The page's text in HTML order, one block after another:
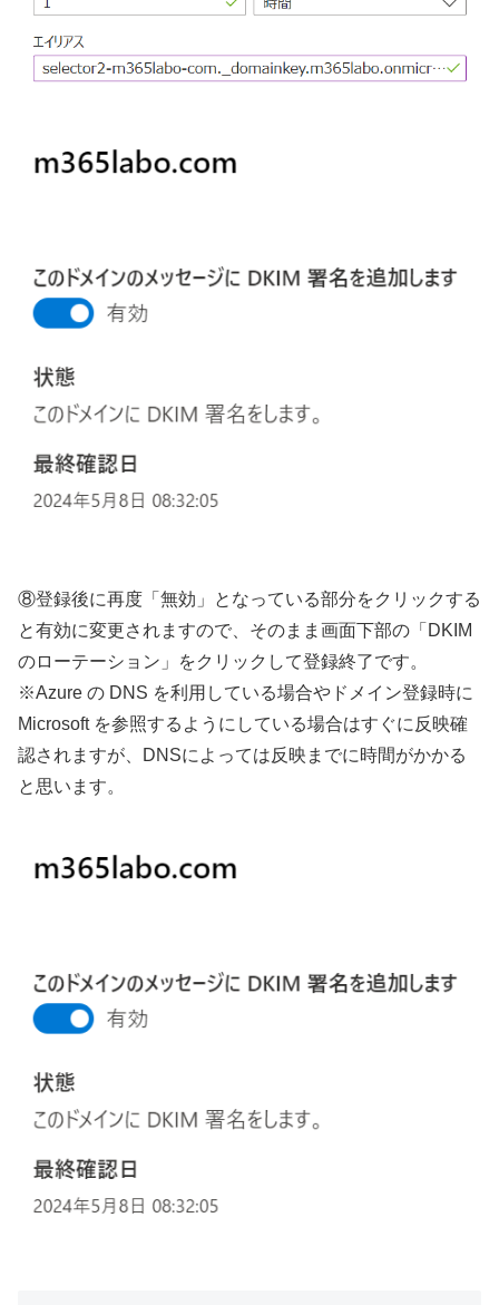
⑧登録後に再度「無効」となっている部分をクリックする
と有効に変更されますので、そのまま画面下部の「DKIM
のローテーション」をクリックして登録終了です。
※Azure の DNS を利用している場合やドメイン登録時に
Microsoft を参照するようにしている場合はすぐに反映確
認されますが、DNSによっては反映までに時間がかかる
と思います。